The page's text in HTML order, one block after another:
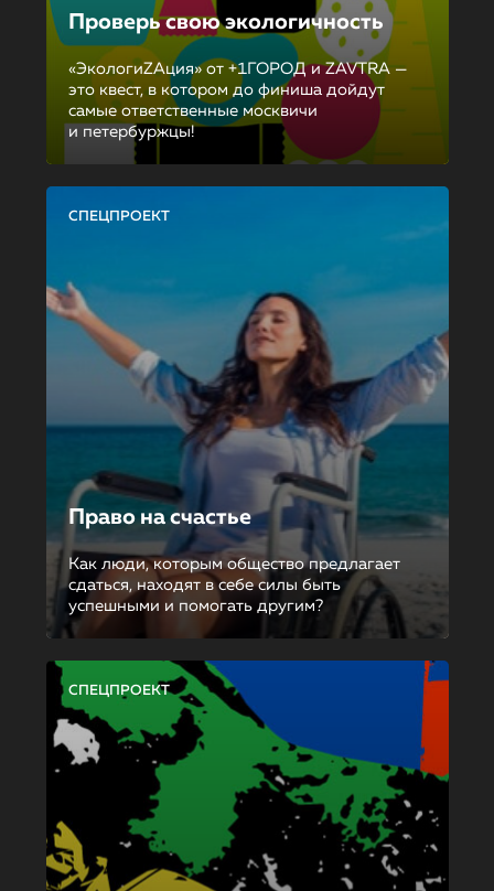
Проверь свою экологичность
«ЭкологиZAция» от +1ГОРОД и ZAVTRA —
это квест, в котором до финиша дойдут
самые ответственные москвичи
и петербуржцы!
СПЕЦПРОЕКТ
Право на счастье
Как люди, которым общество предлагает
сдаться, находят в себе силы быть
успешными и помогать другим?
СПЕЦПРОЕКТ